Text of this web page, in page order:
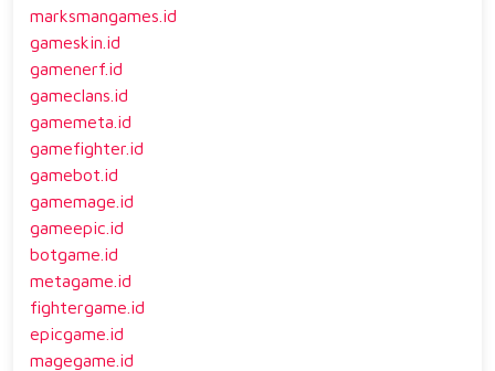
marksmangames.id
gameskin.id
gamenerf.id
gameclans.id
gamemeta.id
gamefighter.id
gamebot.id
gamemage.id
gameepic.id
botgame.id
metagame.id
fightergame.id
epicgame.id
magegame.id